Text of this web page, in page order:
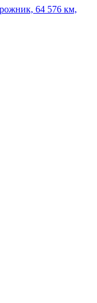
64 576 км,